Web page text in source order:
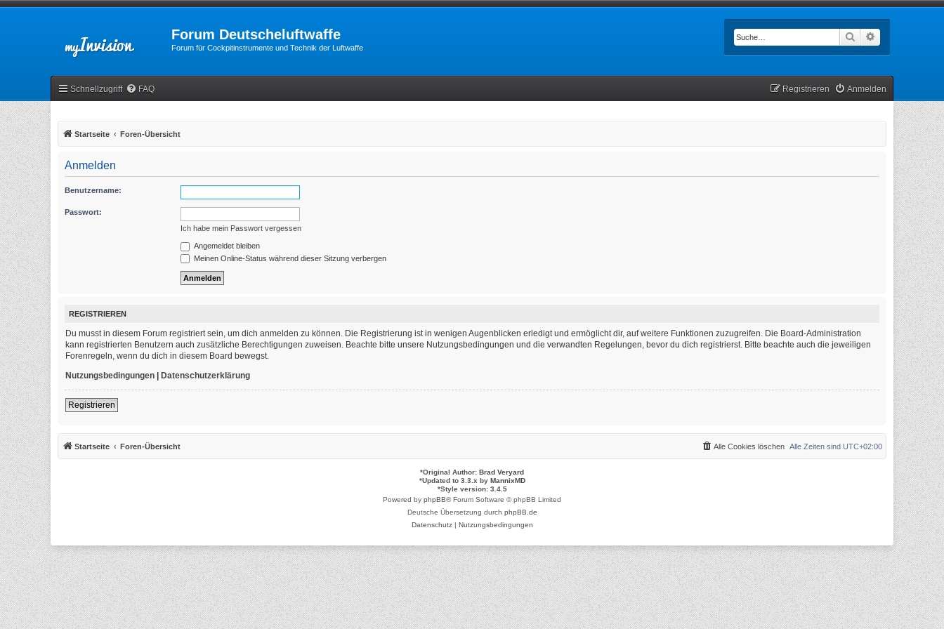
Forum Deutscheluftwaffe
Forum für Cockpitinstrumente und Technik der Luftwaffe
Suche
Schnellzugriff FAQ Anmelden
Registrieren
Startseite Foren-Übersicht
Anmelden
Benutzername:
Passwort:
Ich habe mein Passwort vergessen
Angemeldet bleiben
Meinen Online-Status während dieser Sitzung verbergen
REGISTRIEREN
Du musst in diesem Forum registriert sein, um dich anmelden zu können. Die Registrierung ist in wenigen Augenblicken erledigt und ermöglicht dir, auf weitere Funktionen zuzugreifen. Die Board-Administration
kann registrierten Benutzern auch zusätzliche Berechtigungen zuweisen. Beachte bitte unsere Nutzungsbedingungen und die verwandten Regelungen, bevor du dich registrierst. Bitte beachte auch die jeweiligen
Forenregeln, wenn du dich in diesem Board bewegst.
Nutzungsbedingungen | Datenschutzerklärung
Registrieren
Startseite Foren-Übersicht Alle Zeiten sind UTC+02:00
Alle Cookies löschen
*Original Author: Brad Veryard
*Updated to 3.3.x by MannixMD
*Style version: 3.4.5
Powered by phpBB® Forum Software © phpBB Limited
Deutsche Übersetzung durch phpBB.de
Datenschutz| Nutzungsbedingungen